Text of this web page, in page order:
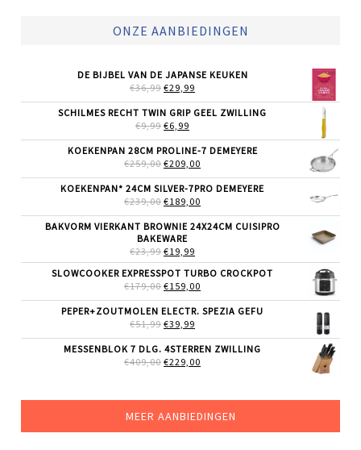
ONZE AANBIEDINGEN
DE BIJBEL VAN DE JAPANSE KEUKEN
€36,99 OORSPRONKELIJKE
WAS:
€36,99.
€29,99
IS:
SCHILMES RECHT TWIN GRIP GEEL ZWILLING
€9,99 OORSPRONKELIJKE
WAS:
€9,99.
€6,99
IS:
€6,99.
KOEKENPAN 28CM PROLINE-7 DEMEYERE
€259,00 OORSPRONKELIJKE
WAS:
€259,00.
€209,00
IS:
KOEKENPAN* 24CM SILVER-7PRO DEMEYERE
€239,00 OORSPRONKELIJKE
WAS:
€239,00.
€189,00
IS:
BAKVORM VIERKANT BROWNIE 24X24CM CUISIPRO
BAKEWARE
€23,99 OORSPRONKELIJKE
PRIJS
WAS:
€23,99.
€19,99
PRIJS
IS:
€19,99.
SLOWCOOKER EXPRESSPOT TURBO CROCKPOT
€179,00 OORSPRONKELIJKE
WAS:
€179,00.
€159,00
IS:
PEPER+ZOUTMOLEN ELECTR. SPEZIA GEFU
€51,99 OORSPRONKELIJKE
WAS:
€51,99.
€39,99
IS:
€39,99.
MESSENBLOK 7 DLG. 4STERREN ZWILLING
€409,00 OORSPRONKELIJKE
€229,00
MEER AANBIEDINGEN